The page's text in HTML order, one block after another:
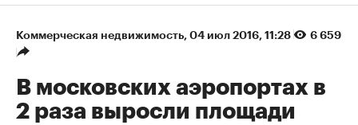
Коммерческая недвижимость⁠, 04 июл 2016, 11:28 6 659
В московских аэропортах в
2 раза выросли площади